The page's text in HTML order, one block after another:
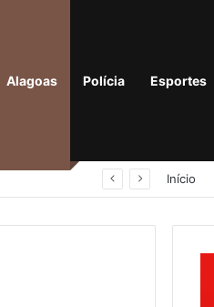
Alagoas Polícia Esportes
Início